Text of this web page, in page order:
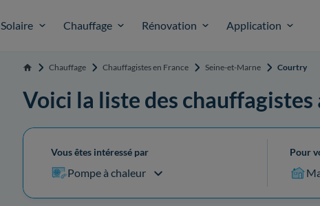
Solaire Chauffage Rénovation Application
Accueil Chauffage Chauffagistes en France Seine-et-Marne Courtry
Voici la liste des
Vous êtes intéressé par
Pompe à chaleur
Pour